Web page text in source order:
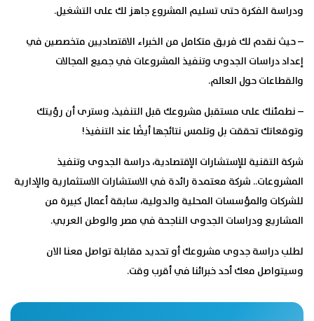
ودراسة الفكرة حتى تسليم المشروع جاهز لك على التشغيل.
–حيث نقدم لك فريق متكامل من الخبراء الاقتصاديين متخصصين في
إعداد دراسات الجدوى وتنفيذ المشروعات في جميع المجالات
والقطاعات حول العالم.
–نطمئنك على مستقبل مشروعك قبل التنفيذ، وسترى أن رؤيتك
وتوقعاتك تحققت بل وتلمس نتائجها أيضًا عند التنفيذ!
شركة التقنية للإستشارات الإقتصادية، دراسة الجدوى وتنفيذ
المشروعات.. شركة معتمدة رائدة في الاستشارات الاستثمارية والإدارية
للشركات والمؤسسات المحلية والدولية، سابقة أعمال كبيرة من
المشاريع ودراسات الجدوى الناجحة في مصر والوطن العربي.
لطلب دراسة جدوى مشروعك أو تحديد مقابلةتواصل معنا الان
وسيتواصل معك أحد خبرائنا في أقرب وقت.